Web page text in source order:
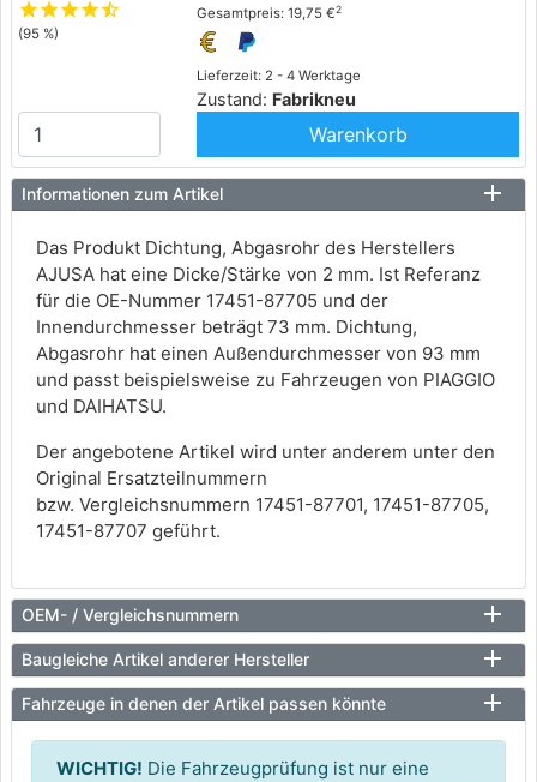
starstarstarstarstar_half
(95 %)
Lieferzeit: 2 - 4 Werktage
Zustand: Fabrikneu
Gesamtpreis: 19,75 €2
Warenkorb
Informationen zum Artikel
Das Produkt Dichtung, Abgasrohr des Herstellers
AJUSA hat eine Dicke/Stärke von 2 mm. Ist Referanz
für die OE-Nummer 17451-87705 und der
Innendurchmesser beträgt 73 mm. Dichtung,
Abgasrohr hat einen Außendurchmesser von 93 mm
und passt beispielsweise zu Fahrzeugen von PIAGGIO
und DAIHATSU.
Der angebotene Artikel wird unter anderem unter den
Original Ersatzteilnummern
bzw. Vergleichsnummern 17451-87701, 17451-87705,
17451-87707 geführt.
OEM- / Vergleichsnummern
Baugleiche Artikel anderer Hersteller
Fahrzeuge in denen der Artikel passen könnte
WICHTIG! Die Fahrzeugprüfung ist nur eine